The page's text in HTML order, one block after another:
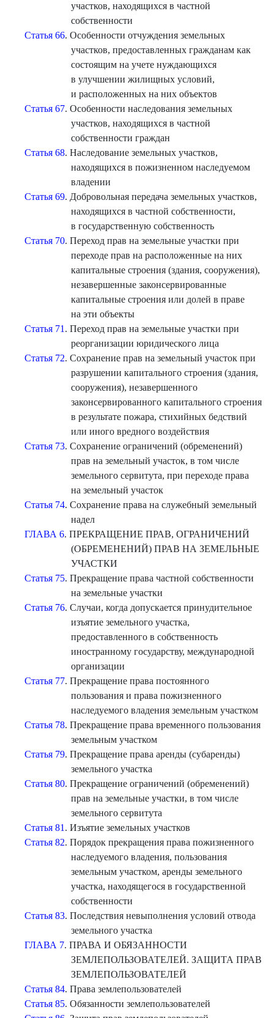
участков, находящихся в частной
собственности
Статья 66. Особенности отчуждения земельных
участков, предоставленных гражданам как
состоящим на учете нуждающихся
в улучшении жилищных условий,
и расположенных на них объектов
Статья 67. Особенности наследования земельных
участков, находящихся в частной
собственности граждан
Статья 68. Наследование земельных участков,
находящихся в пожизненном наследуемом
владении
Статья 69. Добровольная передача земельных участков,
находящихся в частной собственности,
в государственную собственность
Статья 70. Переход прав на земельные участки при
переходе прав на расположенные на них
капитальные строения (здания, сооружения),
незавершенные законсервированные
капитальные строения или долей в праве
на эти объекты
Статья 71 . Переход прав на земельные участки при
реорганизации юридического лица
Статья 72. Сохранение прав на земельный участок при
разрушении капитального строения (здания,
сооружения), незавершенного
законсервированного капитального строения
в результате пожара, стихийных бедствий
или иного вредного воздействия
Статья 73. Сохранение ограничений (обременений)
прав на земельный участок, в том числе
земельного сервитута, при переходе права
на земельный участок
Статья 74. Сохранение права на служебный земельный
надел
ГЛАВА 6. ПРЕКРАЩЕНИЕ ПРАВ, ОГРАНИЧЕНИЙ
(ОБРЕМЕНЕНИЙ) ПРАВ НА ЗЕМЕЛЬНЫЕ
УЧАСТКИ
Статья 75. Прекращение права частной собственности
на земельные участки
Статья 76. Случаи, когда допускается принудительное
изъятие земельного участка,
предоставленного в собственность
иностранному государству, международной
организации
Статья 77. Прекращение права постоянного
пользования и права пожизненного
наследуемого владения земельным участком
Статья 78. Прекращение права временного пользования
земельным участком
Статья 79. Прекращение права аренды (субаренды)
земельного участка
Статья 80. Прекращение ограничений (обременений)
прав на земельные участки, в том числе
земельного сервитута
Статья 81 . Изъятие земельных участков
Статья 82. Порядок прекращения права пожизненного
наследуемого владения, пользования
земельным участком, аренды земельного
участка, находящегося в государственной
собственности
Статья 83. Последствия невыполнения условий отвода
земельного участка
ГЛАВА 7. ПРАВА И ОБЯЗАННОСТИ
ЗЕМЛЕПОЛЬЗОВАТЕЛЕЙ. ЗАЩИТА ПРАВ
ЗЕМЛЕПОЛЬЗОВАТЕЛЕЙ
Статья 84. Права землепользователей
Статья 85. Обязанности землепользователей